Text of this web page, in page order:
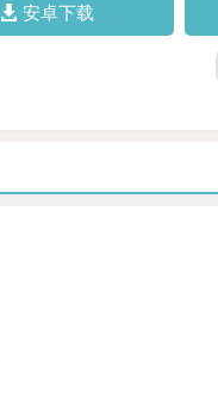
安卓下载